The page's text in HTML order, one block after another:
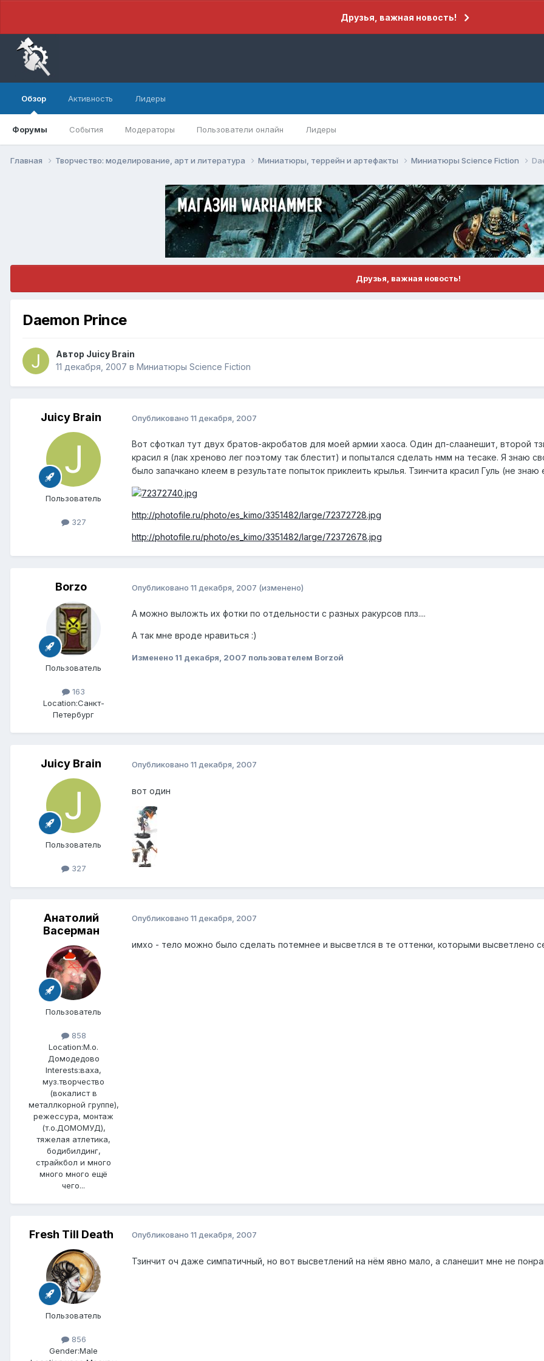
Друзья, важная новость!
Обзор
Форумы События Модераторы Пользователи онлайн Лидеры
Активность Лидеры
Главная Творчество: моделирование, арт и литература Миниатюры, террейн и артефакты Миниатюры Science Fiction
Друзья, важная новость!
Daemon Prince
Автор Juicy Brain
11 декабря, 2007 в Миниатюры Science Fiction
Juicy Brain
Пользователь
327
Опубликовано 11 декабря, 2007
Вот сфоткал тут двух братов-акробатов для моей армии хаоса. Один дп-слаанешит, второй
красил я (лак хреново лег поэтому так блестит) и попытался сделать нмм на тесаке. Я знаю
было запачкано клеем в результате попыток приклеить крылья. Тзинчита красил Гуль (не
http://photofile.ru/photo/es_kimo/3351482/large/72372728.jpg
http://photofile.ru/photo/es_kimo/3351482/large/72372678.jpg
Borzo
Пользователь
163
Location:Санкт-
Петербург
Опубликовано 11 декабря, 2007 (изменено)
А можно выложть их фотки по отдельности с разных ракурсов плз....
А так мне вроде нравиться :)
Изменено 11 декабря, 2007 пользователем Borzoй
Juicy Brain
Пользователь
327
Опубликовано 11 декабря, 2007
вот один
Анатолий
Васерман
Пользователь
858
Location:М.о.
Домодедово
Interests:ваха,
муз.творчество
(вокалист в
металлкорной группе),
режессура, монтаж
(т.о.ДОМОМУД),
тяжелая атлетика,
бодибилдинг,
страйкбол и много
много много ещё
чего...
Опубликовано 11 декабря, 2007
имхо - тело можно было сделать потемнее и высветлся в те оттенки, которыми высветлено
Fresh Till Death
Пользователь
856
Gender:Male
Опубликовано 11 декабря, 2007
Тзинчит оч даже симпатичный, но вот высветлений на нём явно мало, а сланешит мне не